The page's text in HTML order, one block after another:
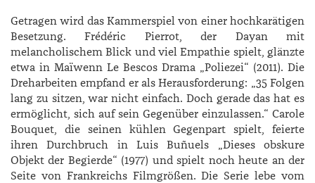
Getragen wird das Kammerspiel von einer hochkarätigen
Besetzung. ­Frédéric ­Pierrot, der ­Dayan mit
melancholischem Blick und viel Empathie spielt, glänzte
etwa in ­Maïwenn Le ­Bescos Drama „Poliezei“ (2011). Die
Dreharbeiten empfand er als Herausforderung: „35 Folgen
lang zu sitzen, war nicht einfach. Doch gerade das hat es
ermöglicht, sich auf sein Gegenüber einzulassen.“ ­Carole
­Bouquet, die seinen kühlen Gegenpart spielt, feierte
ihren Durchbruch in ­Luis ­Buñuels „Dieses obskure
Objekt der Begierde“ (1977) und spielt noch heute an der
Seite von Frankreichs Filmgrößen. Die Serie lebe vom